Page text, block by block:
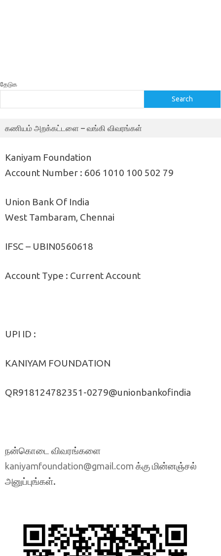
தேடுக
Search
கணியம் அறக்கட்டளை – வங்கி விவரங்கள்
Kaniyam Foundation
Account Number : 606 1010 100 502 79
Union Bank Of India
West Tambaram, Chennai
IFSC – UBIN0560618
Account Type : Current Account
UPI ID :
KANIYAM FOUNDATION
QR918124782351-0279@unionbankofindia
நன்கொடை விவரங்களை
kaniyamfoundation@gmail.com க்கு மின்னஞ்சல்
அனுப்புங்கள்.